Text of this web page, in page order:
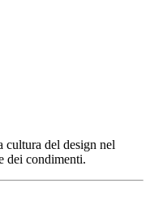
cultura del design nel
dei condimenti.